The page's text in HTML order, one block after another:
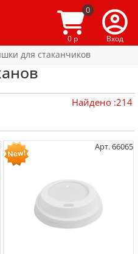
0
0 р Вход
для стаканчиков
Найдено :214
Арт. 66065